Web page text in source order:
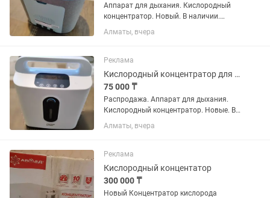
Аппарат для дыхания. Кислородный
концентратор. Новый. В наличии.
Отличного качества. Производство
Китай заводской. Возможно в
Алматы, вчера
Реклама
Кислородный концентратор для дыхания. Новые.
75 000 ₸
Распродажа. Аппарат для дыхания.
Кислородный концентратор. Новые. В
наличии. Отличного качества.
Возможно в рассрочку Каспи.
Алматы, вчера
Реклама
Кислородный концентатор
300 000 ₸
Новый Концентратор кислорода